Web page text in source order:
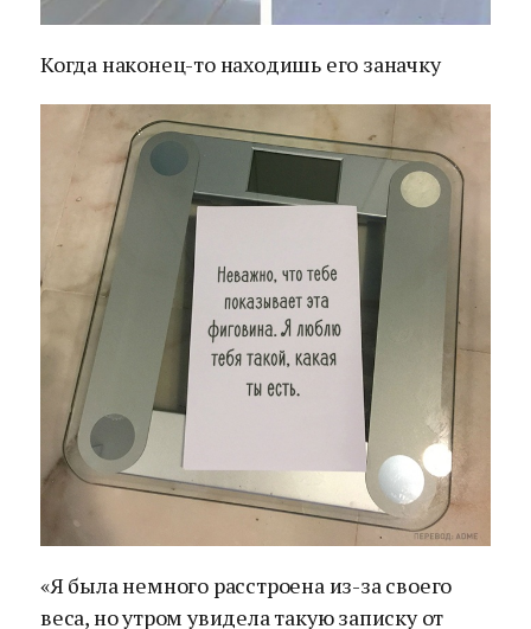
Когда наконец-то находишь его заначку
«Я была немного расстроена из-за своего
веса, но утром увидела такую записку от